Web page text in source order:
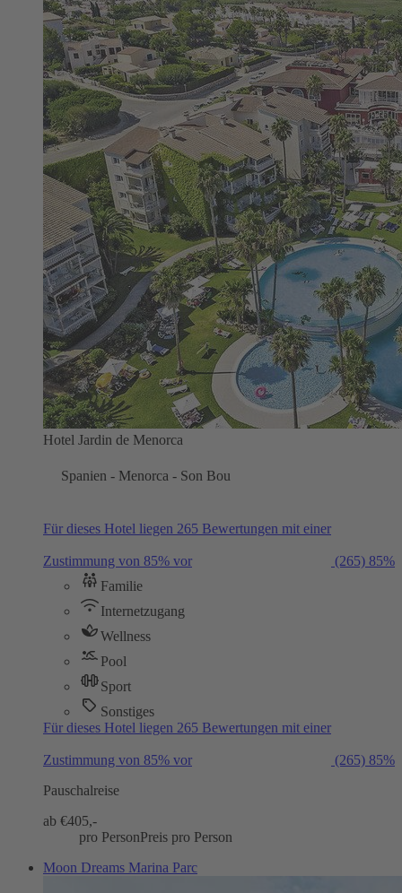
Hotel Jardin de Menorca
Spanien - Menorca - Son Bou
Für dieses Hotel liegen 265 Bewertungen mit einer
Zustimmung von 85% vor (265) 85%
Familie
Internetzugang
Wellness
Pool
Sport
Sonstiges
Für dieses Hotel liegen 265 Bewertungen mit einer
Zustimmung von 85% vor (265) 85%
Pauschalreise
ab €405,-
pro PersonPreis pro Person
Moon Dreams Marina Parc